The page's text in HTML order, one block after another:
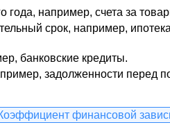
например, счета за
срок, например,
банковские кредиты.
задолженности перед
финансовой